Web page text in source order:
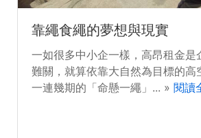
靠繩食繩的夢想與現實
一如很多中小企一樣，高昂租金是
難關，就算依靠大自然為目標的高
一連幾期的「命懸一繩」... » 閱讀